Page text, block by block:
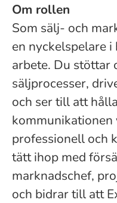
Om rollen
Som sälj- och
en nyckelspelare
arbete. Du stöttar
säljprocesser,
och ser till att
kommunikationen
professionell och
tätt ihop med
marknadschef,
och bidrar till att